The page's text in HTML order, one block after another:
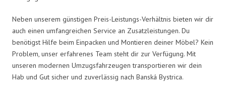
Neben unserem günstigen Preis-Leistungs-Verhältnis bieten wir dir
auch einen umfangreichen Service an Zusatzleistungen. Du
benötigst Hilfe beim Einpacken und Montieren deiner Möbel? Kein
Problem, unser erfahrenes Team steht dir zur Verfügung. Mit
unseren modernen Umzugsfahrzeugen transportieren wir dein
Hab und Gut sicher und zuverlässig nach Banská Bystrica.